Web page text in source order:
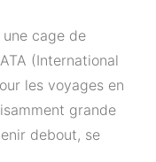
cage de
(International
les voyages en
grande
debout, se